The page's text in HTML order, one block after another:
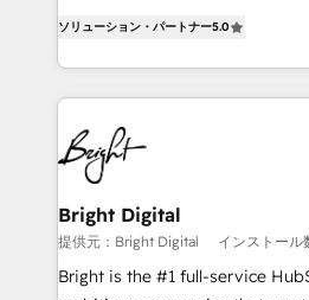
implementations for mid-
companies. We are woman-owned, powered by
coffee, and we ❤️ dogs. We produce award-winning
work for our clients. 🏆2023 Technical Expertise
Impact Award 🏆2022 Technical
Award 🏆2022 Platform
Award 🏆2020 Elite Solutions
Integrations HubSpot Impact
Marketing Enablement HubSpot
2018 Website Design HubSpot
ソリューション・パートナー5.0
Bright Digital
提供元：Bright Digital インストール
Bright is the #1 full-service